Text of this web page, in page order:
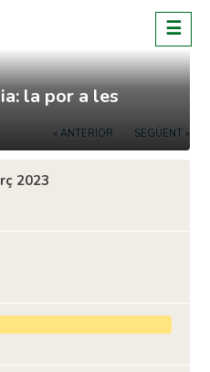
☰
« ANTERIOR SEGÜENT »
la por a les
2023